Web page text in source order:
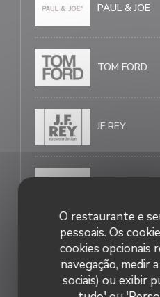
O restaurante e
pessoais. Os
cookies opcionais
navegação, medir
sociais) ou exibir
PAUL & JOE
TOM FORD
JF REY
DISQUARED2
Hommes